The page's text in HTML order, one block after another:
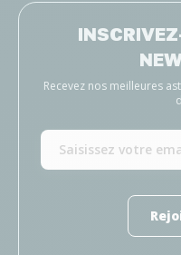
Recevez nos meilleures